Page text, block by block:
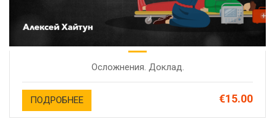
Осложнения. Доклад.
ПОДРОБНЕЕ €15.00